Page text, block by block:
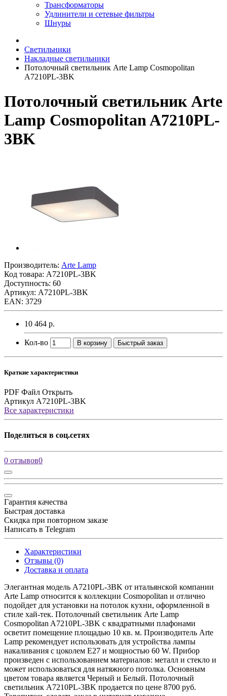
Трансформаторы
Удлинители и сетевые фильтры
Шнуры
Светильники
Накладные светильники
Потолочный светильник Arte Lamp Cosmopolitan
A7210PL-3BK
Потолочный светильник Arte
Lamp Cosmopolitan A7210PL-
3BK
Производитель: Arte Lamp
Код товара: A7210PL-3BK
Доступность: 60
Артикул: A7210PL-3BK
EAN: 3729
10 464 р.
Кол-во В корзину Быстрый заказ
Краткие характеристики
PDF Файл Открыть
Артикул A7210PL-3BK
Все характеристики
Поделиться в соц.сетях
0 отзывов0
Гарантия качества
Быстрая доставка
Скидка при повторном заказе
Написать в Telegram
Характеристики
Отзывы (0)
Доставка и оплата
Элегантная модель A7210PL-3BK от итальянской компании
Arte Lamp относится к коллекции Cosmopolitan и отлично
подойдет для установки на потолок кухни, оформленной в
стиле хай-тек. Потолочный светильник Arte Lamp
Cosmopolitan A7210PL-3BK с квадратными плафонами
осветит помещение площадью 10 кв. м. Производитель Arte
Lamp рекомендует использовать для устройства лампы
накаливания с цоколем E27 и мощностью 60 W. Прибор
произведен с использованием материалов: металл и стекло и
может использоваться для натяжного потолка. Основным
цветом товара является Черный и Белый. Потолочный
светильник A7210PL-3BK продается по цене 8700 руб.